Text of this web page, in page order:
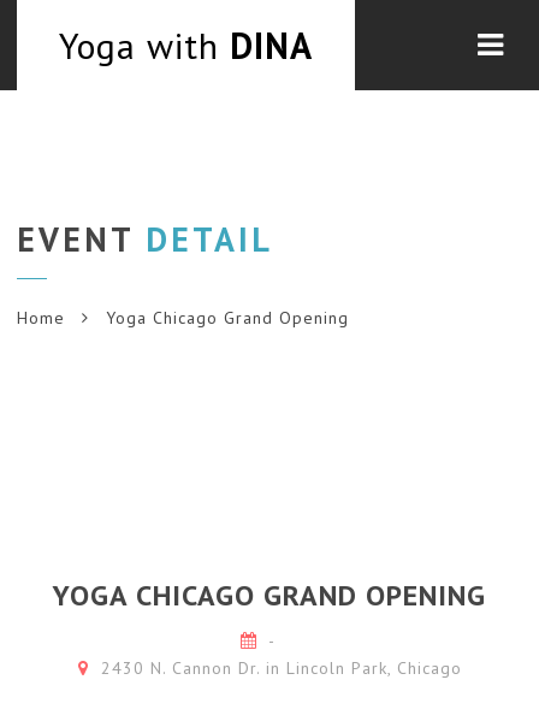
Yoga with DINA
EVENT DETAIL
Home Yoga Chicago Grand Opening
YOGA CHICAGO GRAND OPENING
-
2430 N. Cannon Dr. in Lincoln Park, Chicago